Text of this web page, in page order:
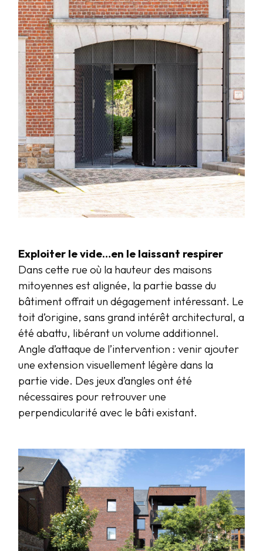
Exploiter le vide…en le laissant respirer
Dans cette rue où la hauteur des maisons
mitoyennes est alignée, la partie basse du
bâtiment offrait un dégagement intéressant. Le
toit d’origine, sans grand intérêt architectural, a
été abattu, libérant un volume additionnel.
Angle d’attaque de l’intervention : venir ajouter
une extension visuellement légère dans la
partie vide. Des jeux d’angles ont été
nécessaires pour retrouver une
perpendicularité avec le bâti existant.